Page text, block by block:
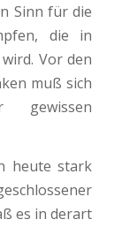
Sinn für die
die in
Vor den
muß sich
gewissen
stark
es in derart